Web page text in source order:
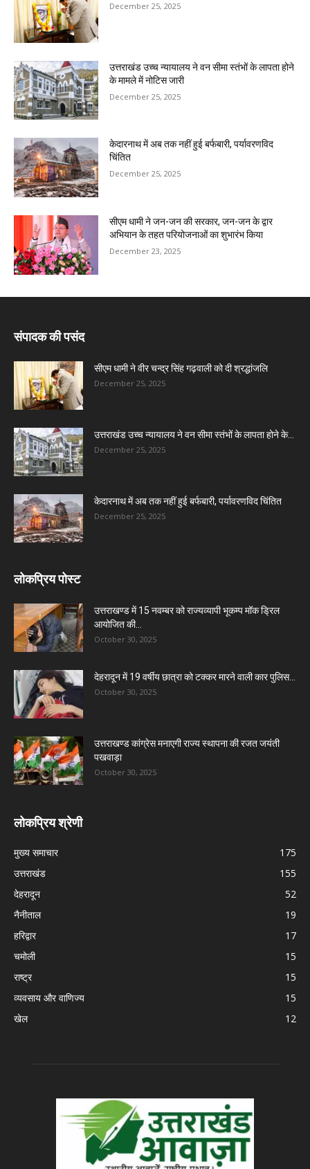
December 25, 2025
उत्तराखंड उच्च न्यायालय ने वन सीमा स्तंभों के लापता होने
के मामले में नोटिस जारी
December 25, 2025
केदारनाथ में अब तक नहीं हुई बर्फबारी, पर्यावरणविद
चिंतित
December 25, 2025
सीएम धामी ने जन-जन की सरकार, जन-जन के द्वार
अभियान के तहत परियोजनाओं का शुभारंभ किया
December 23, 2025
संपादक की पसंद
सीएम धामी ने वीर चन्द्र सिंह गढ़वाली को दी श्रद्धांजलि
December 25, 2025
उत्तराखंड उच्च न्यायालय ने वन सीमा स्तंभों के लापता होने के...
December 25, 2025
केदारनाथ में अब तक नहीं हुई बर्फबारी, पर्यावरणविद चिंतित
December 25, 2025
लोकप्रिय पोस्ट
उत्तराखण्ड में 15 नवम्बर को राज्यव्यापी भूकम्प मॉक ड्रिल
आयोजित की...
October 30, 2025
देहरादून में 19 वर्षीय छात्रा को टक्कर मारने वाली कार पुलिस...
October 30, 2025
उत्तराखण्ड कांग्रेस मनाएगी राज्य स्थापना की रजत जयंती
पखवाड़ा
October 30, 2025
लोकप्रिय श्रेणी
मुख्य समाचार
175
उत्तराखंड
155
देहरादून
52
नैनीताल
19
हरिद्वार
17
चमोली
15
राष्ट्र
15
व्यवसाय और वाणिज्य
15
खेल
12